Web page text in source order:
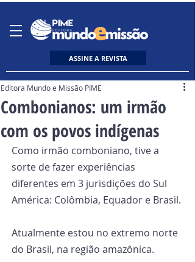
ASSINE A REVISTA
Combonianos: um irmão
com os povos indígenas
Editora Mundo e Missão PIME
Como irmão comboniano, tive a
sorte de fazer experiências
diferentes em 3 jurisdições do Sul
América: Colômbia, Equador e Brasil.
Atualmente estou no extremo norte
do Brasil, na região amazônica.